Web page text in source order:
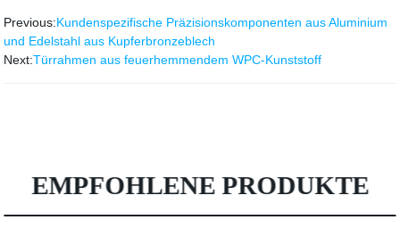
Previous:Kundenspezifische Präzisionskomponenten aus Aluminium
und Edelstahl aus Kupferbronzeblech
Next:Türrahmen aus feuerhemmendem WPC-Kunststoff
EMPFOHLENE PRODUKTE